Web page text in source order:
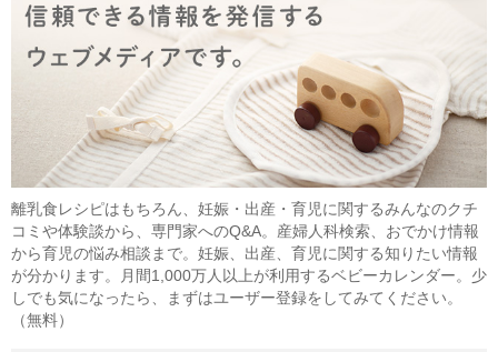
離乳食レシピはもちろん、妊娠・出産・育児に関するみんなのクチ
コミや体験談から、専門家へのQ&A。産婦人科検索、おでかけ情報
から育児の悩み相談まで。妊娠、出産、育児に関する知りたい情報
が分かります。月間1,000万人以上が利用するベビーカレンダー。少
しでも気になったら、まずはユーザー登録をしてみてください。
（無料）